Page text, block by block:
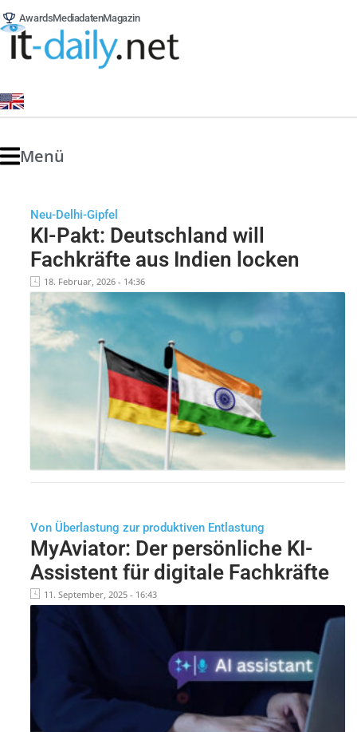
AwardsMediadatenMagazin
Menü
Neu-Delhi-Gipfel
KI-Pakt: Deutschland will
Fachkräfte aus Indien locken
18. Februar, 2026 - 14:36
Von Überlastung zur produktiven Entlastung
MyAviator: Der persönliche KI-
Assistent für digitale Fachkräfte
11. September, 2025 - 16:43